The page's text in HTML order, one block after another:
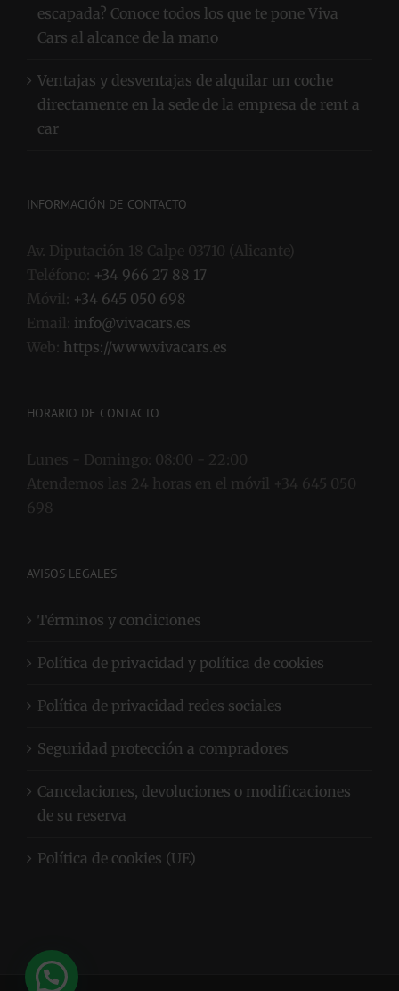
escapada? Conoce todos los que te pone Viva
Cars al alcance de la mano
Ventajas y desventajas de alquilar un coche
directamente en la sede de la empresa de rent a
car
INFORMACIÓN DE CONTACTO
Av. Diputación 18 Calpe 03710 (Alicante)
Teléfono: +34 966 27 88 17
Móvil: +34 645 050 698
Email: info@vivacars.es
Web: https://www.vivacars.es
HORARIO DE CONTACTO
Lunes - Domingo: 08:00 - 22:00
Atendemos las 24 horas en el móvil +34 645 050
698
AVISOS LEGALES
Términos y condiciones
Política de privacidad y política de cookies
Política de privacidad redes sociales
Seguridad protección a compradores
Cancelaciones, devoluciones o modificaciones
de su reserva
Política de cookies (UE)